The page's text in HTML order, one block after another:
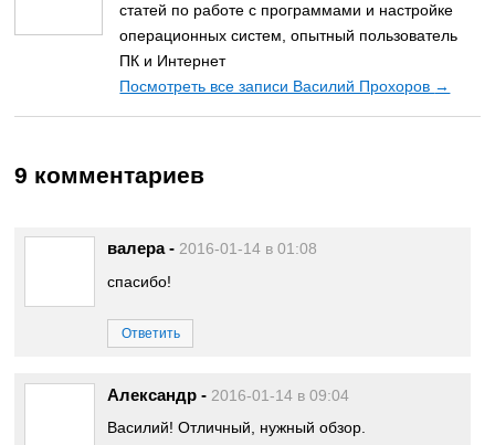
статей по работе с программами и настройке
операционных систем, опытный пользователь
ПК и Интернет
Посмотреть все записи Василий Прохоров →
9 комментариев
валера - 2016-01-14 в 01:08
спасибо!
Ответить
Александр - 2016-01-14 в 09:04
Василий! Отличный, нужный обзор.